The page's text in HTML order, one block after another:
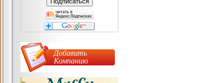
Добавить
Компанию